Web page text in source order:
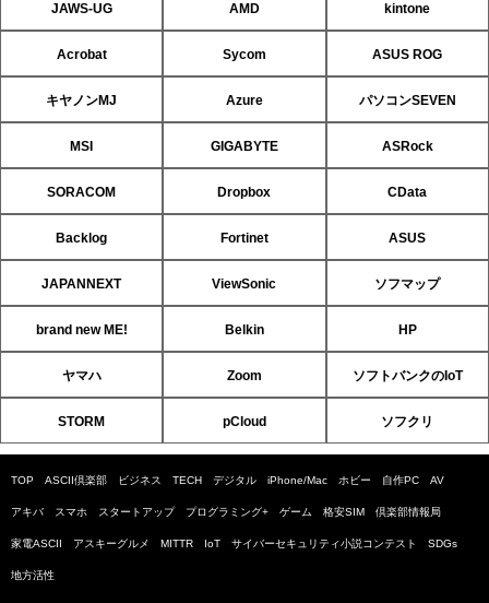
JAWS-UG AMD kintone
Acrobat Sycom ASUS ROG
キヤノンMJ Azure パソコンSEVEN
MSI GIGABYTE ASRock
SORACOM Dropbox CData
Backlog Fortinet ASUS
JAPANNEXT ViewSonic ソフマップ
brand new ME! Belkin HP
ヤマハ Zoom ソフトバンクのIoT
STORM pCloud ソフクリ
TOP ASCII倶楽部 ビジネス TECH デジタル iPhone/Mac ホビー 自作PC AV
アキバ スマホ スタートアップ プログラミング+ ゲーム 格安SIM 倶楽部情報局
家電ASCII アスキーグルメ MITTR IoT サイバーセキュリティ小説コンテスト SDGs
地方活性